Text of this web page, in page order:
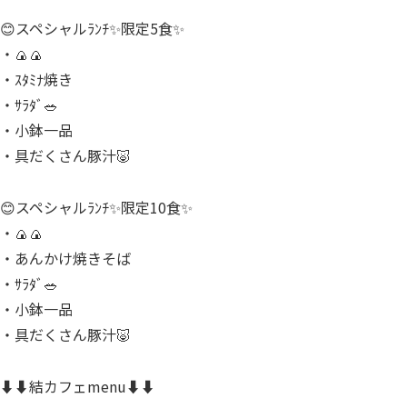
😊スペシャルﾗﾝﾁ✨限定5食✨
・🍙🍙
・ｽﾀﾐﾅ焼き
・ｻﾗﾀﾞ🥗
・小鉢一品
・具だくさん豚汁🐷
😊スペシャルﾗﾝﾁ✨限定10食✨
・🍙🍙
・あんかけ焼きそば
・ｻﾗﾀﾞ🥗
・小鉢一品
・具だくさん豚汁🐷
⬇⬇結カフェmenu⬇⬇